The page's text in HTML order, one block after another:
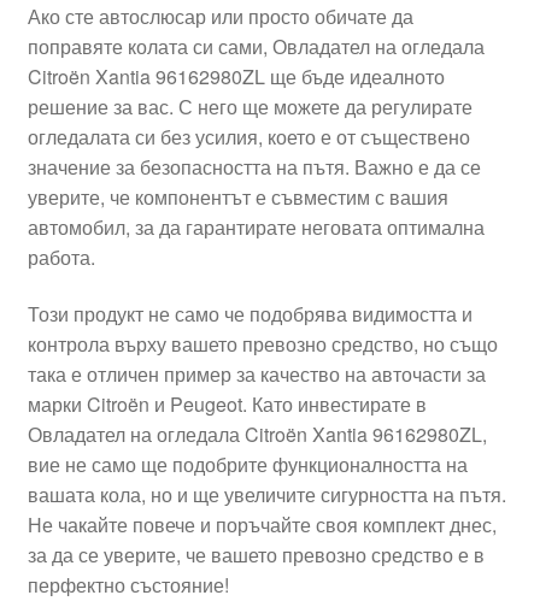
Плащанията
Политика за поверителност
Правила и условия
Процедура за рекламации
Транспорт
Ако сте автослюсар или просто обичате да
поправяте колата си сами, Овладател на огледала
Citroën Xantia 96162980ZL ще бъде идеалното
решение за вас. С него ще можете да регулирате
огледалата си без усилия, което е от съществено
значение за безопасността на пътя. Важно е да се
уверите, че компонентът е съвместим с вашия
автомобил, за да гарантирате неговата оптимална
работа.
Този продукт не само че подобрява видимостта и
контрола върху вашето превозно средство, но също
така е отличен пример за качество на авточасти за
марки Citroën и Peugeot. Като инвестирате в
Овладател на огледала Citroën Xantia 96162980ZL,
вие не само ще подобрите функционалността на
вашата кола, но и ще увеличите сигурността на пътя.
Не чакайте повече и поръчайте своя комплект днес,
за да се уверите, че вашето превозно средство е в
перфектно състояние!